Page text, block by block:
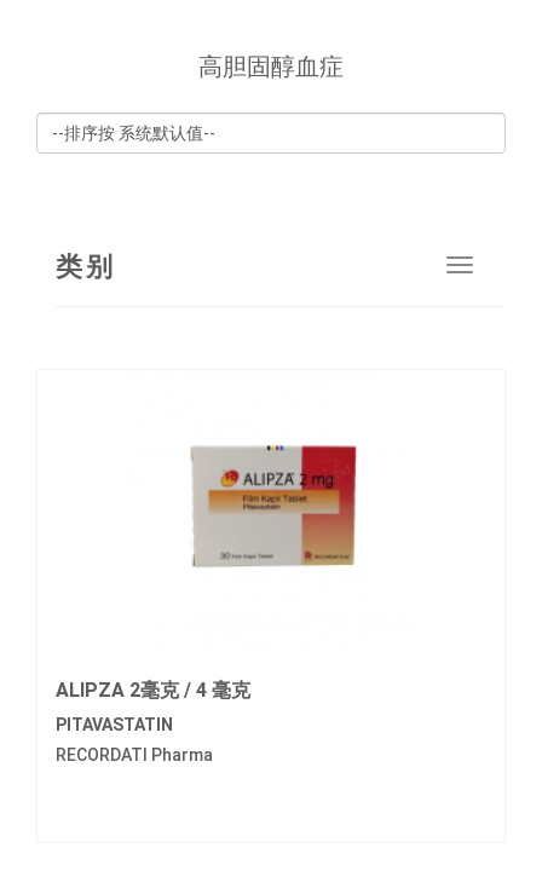
高胆固醇血症
Toggle
类别
ALIPZA 2毫克 / 4 毫克
PITAVASTATIN
RECORDATI Pharma